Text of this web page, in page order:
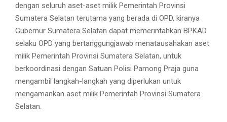
dengan seluruh aset-aset milik Pemerintah Provinsi
Sumatera Selatan terutama yang berada di OPD, kiranya
Gubernur Sumatera Selatan dapat memerintahkan BPKAD
selaku OPD yang bertanggungjawab menatausahakan aset
milik Pemerintah Provinsi Sumatera Selatan, untuk
berkoordinasi dengan Satuan Polisi Pamong Praja guna
mengambil langkah-langkah yang diperlukan untuk
mengamankan aset milik Pemerintah Provinsi Sumatera
Selatan.